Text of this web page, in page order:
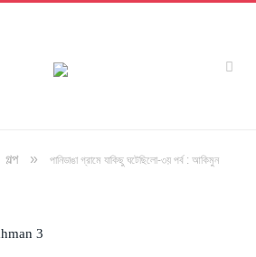
গল্প »
পানিডাঙা গ্রামে যাকিছু ঘটেছিলো-৩য় পর্ব : আকিমুন